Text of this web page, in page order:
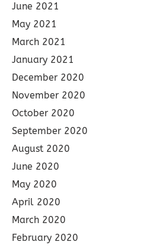
June 2021
May 2021
March 2021
January 2021
December 2020
November 2020
October 2020
September 2020
August 2020
June 2020
May 2020
April 2020
March 2020
February 2020